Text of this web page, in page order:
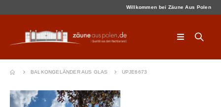
Willkommen bei Zäune Aus Polen
BALKONGELÄNDER AUS GLAS UPJE6673